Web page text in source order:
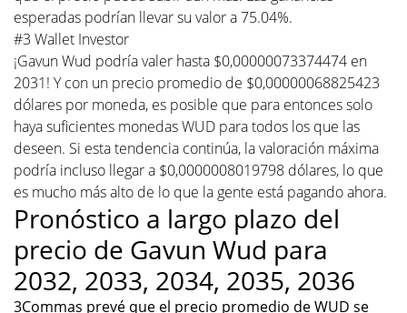
esperadas podrían llevar su valor a 75.04%.
#3 Wallet Investor
¡Gavun Wud podría valer hasta $0,00000073374474 en
2031! Y con un precio promedio de $0,00000068825423
dólares por moneda, es posible que para entonces solo
haya suficientes monedas WUD para todos los que las
deseen. Si esta tendencia continúa, la valoración máxima
podría incluso llegar a $0,0000008019798 dólares, lo que
es mucho más alto de lo que la gente está pagando ahora.
Pronóstico a largo plazo del
precio de Gavun Wud para
2032, 2033, 2034, 2035, 2036
3Commas prevé que el precio promedio de WUD se